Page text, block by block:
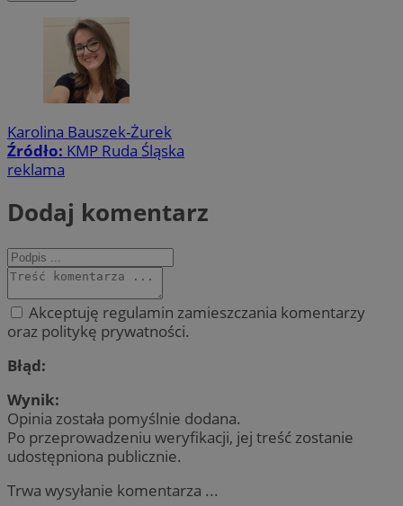
Karolina Bauszek-Żurek
Źródło: KMP Ruda Śląska
reklama
Dodaj komentarz
Akceptuję regulamin zamieszczania komentarzy
oraz politykę prywatności.
Błąd:
Wynik:
Opinia została pomyślnie dodana.
Po przeprowadzeniu weryfikacji, jej treść zostanie
udostępniona publicznie.
Trwa wysyłanie komentarza ...